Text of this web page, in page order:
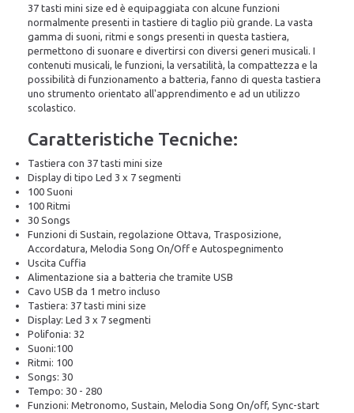
37 tasti mini size ed è equipaggiata con alcune funzioni
normalmente presenti in tastiere di taglio più grande. La vasta
gamma di suoni, ritmi e songs presenti in questa tastiera,
permettono di suonare e divertirsi con diversi generi musicali. I
contenuti musicali, le funzioni, la versatilità, la compattezza e la
possibilità di funzionamento a batteria, fanno di questa tastiera
uno strumento orientato all'apprendimento e ad un utilizzo
scolastico.
Caratteristiche Tecniche:
Tastiera con 37 tasti mini size
Display di tipo Led 3 x 7 segmenti
100 Suoni
100 Ritmi
30 Songs
Funzioni di Sustain, regolazione Ottava, Trasposizione,
Accordatura, Melodia Song On/Off e Autospegnimento
Uscita Cuffia
Alimentazione sia a batteria che tramite USB
Cavo USB da 1 metro incluso
Tastiera: 37 tasti mini size
Display: Led 3 x 7 segmenti
Polifonia: 32
Suoni:100
Ritmi: 100
Songs: 30
Tempo: 30 - 280
Funzioni: Metronomo, Sustain, Melodia Song On/off, Sync-start